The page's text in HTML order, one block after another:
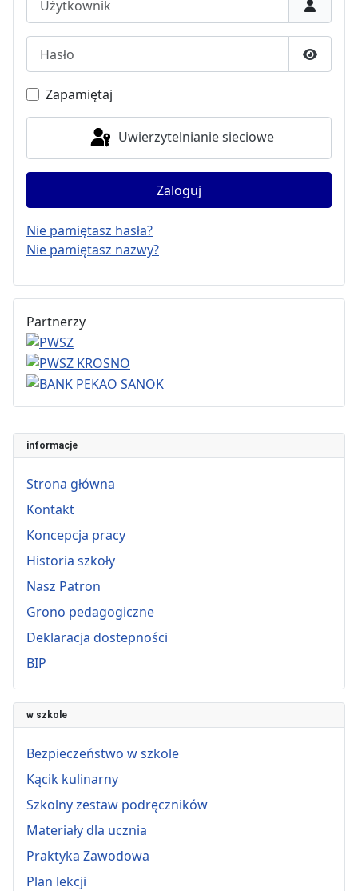
informacje
Strona główna
Kontakt
Koncepcja pracy
Historia szkoły
Nasz Patron
Grono pedagogiczne
Deklaracja dostepności
BIP
w szkole
Bezpieczeństwo w szkole
Kącik kulinarny
Szkolny zestaw podręczników
Materiały dla ucznia
Praktyka Zawodowa
Plan lekcji
Pokaż
Zapamiętaj
Uwierzytelnianie sieciowe
Zaloguj
Nie pamiętasz hasła?
Nie pamiętasz nazwy?
Partnerzy